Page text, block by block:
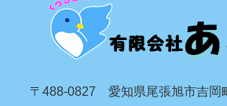
〒488-0827 愛知県尾張旭市吉岡